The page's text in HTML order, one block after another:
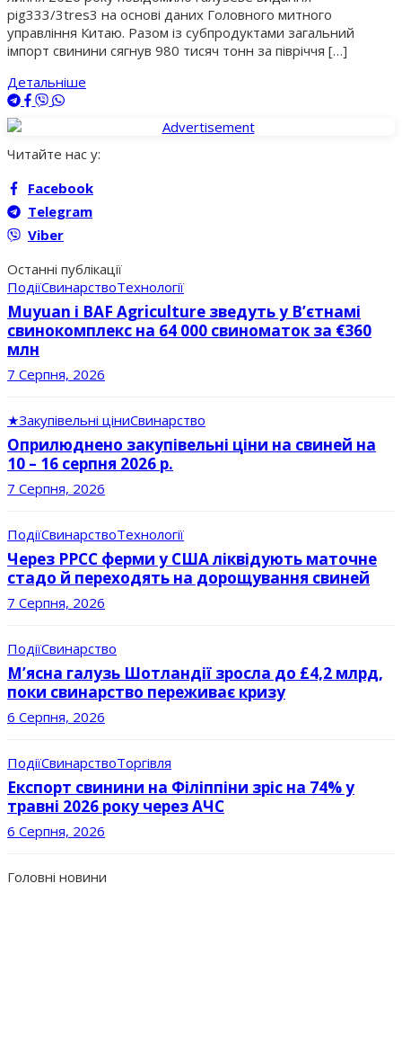
pig333/3tres3 на основі даних Головного митного
управління Китаю. Разом із субпродуктами загальний
імпорт свинини сягнув 980 тисяч тонн за півріччя […]
Детальніше
Читайте нас у:
Facebook
Telegram
Viber
Останні публікації
ПодіїСвинарствоТехнології
Muyuan і BAF Agriculture зведуть у В’єтнамі
свинокомплекс на 64 000 свиноматок за €360
млн
7 Серпня, 2026
★Закупівельні ціниСвинарство
Оприлюднено закупівельні ціни на свиней на
10 – 16 серпня 2026 р.
7 Серпня, 2026
ПодіїСвинарствоТехнології
Через РРСС ферми у США ліквідують маточне
стадо й переходять на дорощування свиней
7 Серпня, 2026
ПодіїСвинарство
М’ясна галузь Шотландії зросла до £4,2 млрд,
поки свинарство переживає кризу
6 Серпня, 2026
ПодіїСвинарствоТоргівля
Експорт свинини на Філіппіни зріс на 74% у
травні 2026 року через АЧС
6 Серпня, 2026
Головні новини